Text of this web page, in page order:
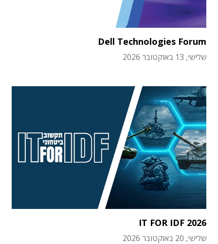
Dell Technologies Forum
שלישי, 13 באוקטובר 2026
IT FOR IDF 2026
שלישי, 20 באוקטובר 2026